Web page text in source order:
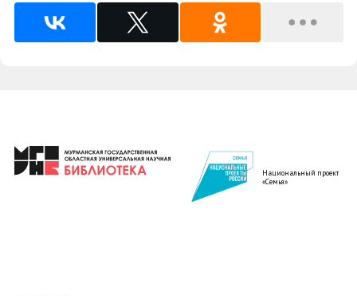
Национальный проект
«Семья»